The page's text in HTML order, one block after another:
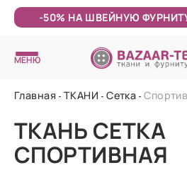
-50% НА ШВЕЙНУЮ
МЕНЮ
Главная ТКАНИ Сетка
ТКАНЬ СЕТКА
СПОРТИВНАЯ